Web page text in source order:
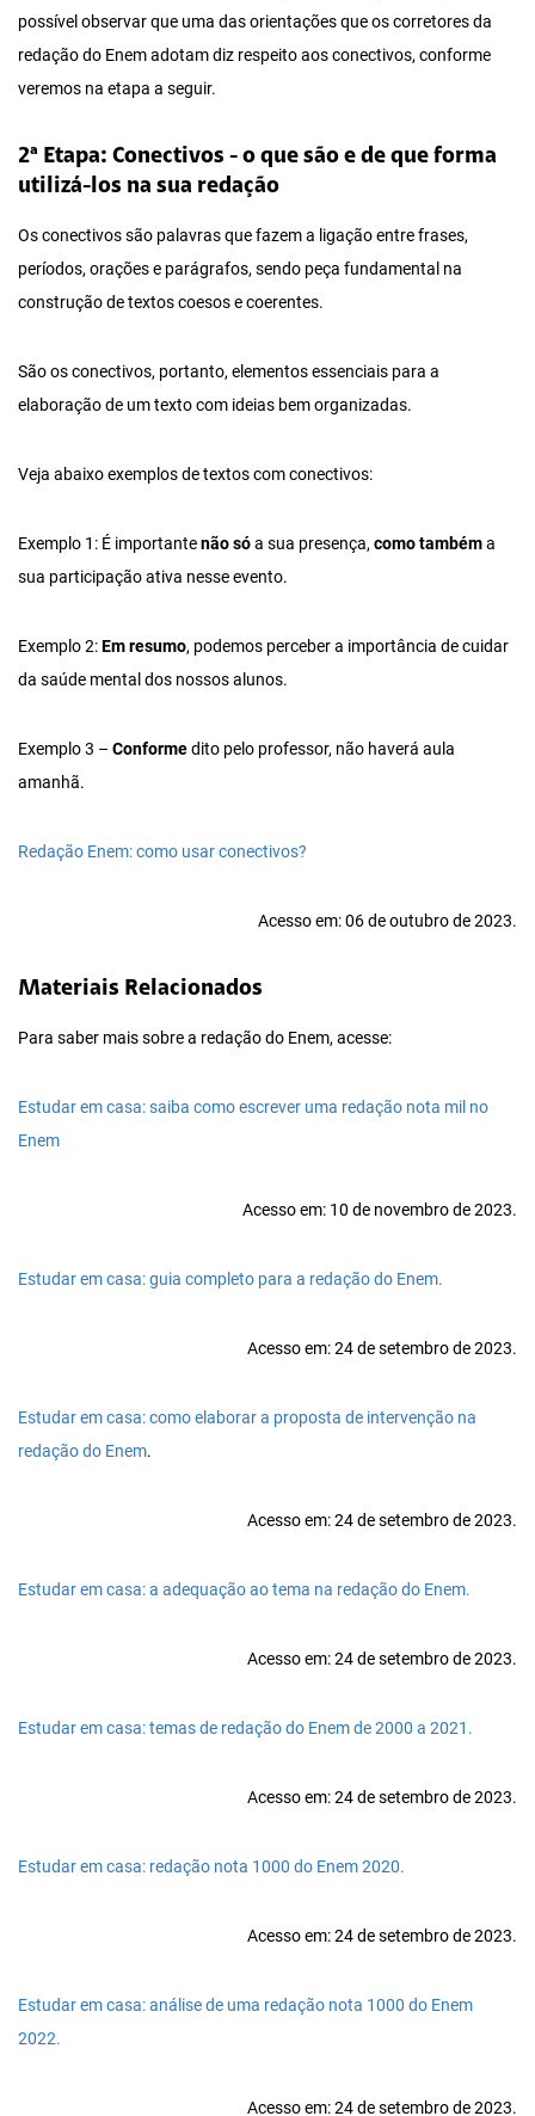
possível observar que uma das orientações que os corretores da
redação do Enem adotam diz respeito aos conectivos, conforme
veremos na etapa a seguir.
2ª Etapa: Conectivos - o que são e de que forma
utilizá-los na sua redação
Os conectivos são palavras que fazem a ligação entre frases,
períodos, orações e parágrafos, sendo peça fundamental na
construção de textos coesos e coerentes.
São os conectivos, portanto, elementos essenciais para a
elaboração de um texto com ideias bem organizadas.
Veja abaixo exemplos de textos com conectivos:
Exemplo 1: É importantenão sóa sua presença,como tambéma
sua participação ativa nesse evento.
Exemplo 2:Em resumo, podemos perceber a importância de cuidar
da saúde mental dos nossos alunos.
Exemplo 3 – Conformedito pelo professor, não haverá aula
amanhã.
Redação Enem: como usar conectivos?
Acesso em: 06 de outubro de 2023.
Materiais Relacionados
Para saber mais sobre a redação do Enem, acesse:
Estudar em casa: saiba como escrever uma redação nota mil no
Enem
Acesso em: 10 de novembro de 2023.
Estudar em casa: guia completo para a redação do Enem.
Acesso em: 24 de setembro de 2023.
Estudar em casa: como elaborar a proposta de intervenção na
redação do Enem.
Acesso em: 24 de setembro de 2023.
Estudar em casa: a adequação ao tema na redação do Enem.
Acesso em: 24 de setembro de 2023.
Estudar em casa: temas de redação do Enem de 2000 a 2021.
Acesso em: 24 de setembro de 2023.
Estudar em casa: redação nota 1000 do Enem 2020.
Acesso em: 24 de setembro de 2023.
Estudar em casa: análise de uma redação nota 1000 do Enem
2022.
Acesso em: 24 de setembro de 2023.